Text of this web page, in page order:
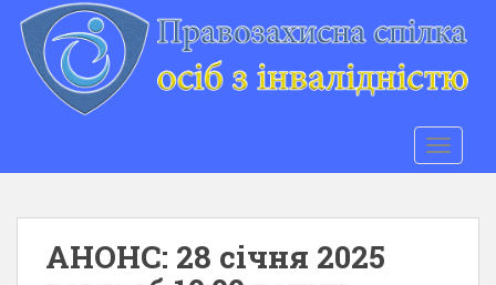
АНОНС: 28 січня 2025